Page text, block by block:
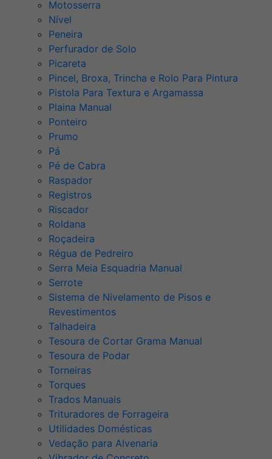
Motosserra
Nível
Peneira
Perfurador de Solo
Picareta
Pincel, Broxa, Trincha e Rolo Para Pintura
Pistola Para Textura e Argamassa
Plaina Manual
Ponteiro
Prumo
Pá
Pé de Cabra
Raspador
Registros
Riscador
Roldana
Roçadeira
Régua de Pedreiro
Serra Meia Esquadria Manual
Serrote
Sistema de Nivelamento de Pisos e
Revestimentos
Talhadeira
Tesoura de Cortar Grama Manual
Tesoura de Podar
Torneiras
Torques
Trados Manuais
Trituradores de Forrageira
Utilidades Domésticas
Vedação para Alvenaria